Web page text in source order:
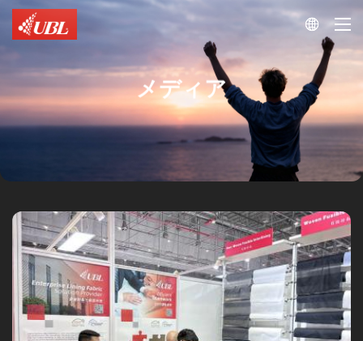

メディア